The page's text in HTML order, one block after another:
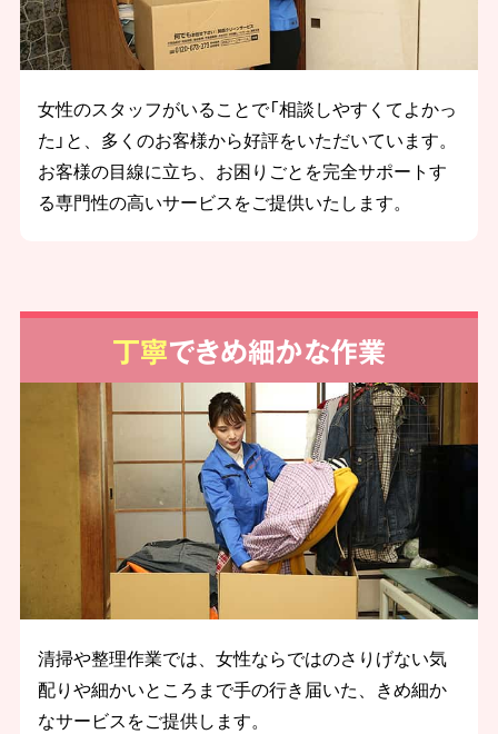
女性のスタッフがいることで「相談しやすくてよかっ
た」と、多くのお客様から好評をいただいています。
お客様の目線に立ち、お困りごとを完全サポートす
る専門性の高いサービスをご提供いたします。
丁寧できめ細かな作業
清掃や整理作業では、女性ならではのさりげない気
配りや細かいところまで手の行き届いた、きめ細か
なサービスをご提供します。